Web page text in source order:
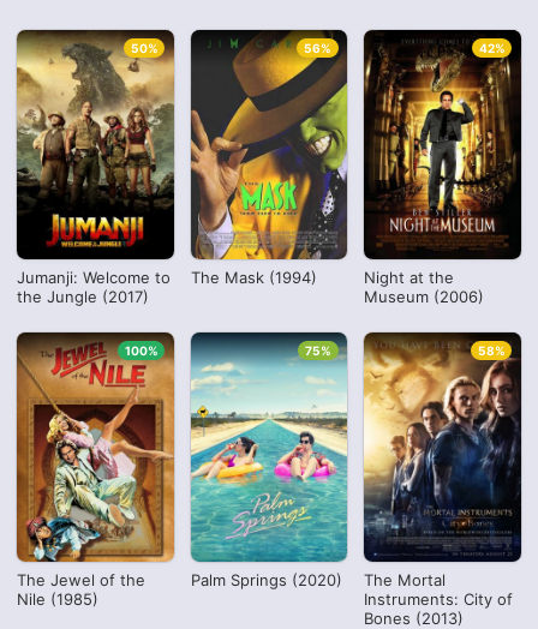
Jumanji: Welcome to
the Jungle (2017)
50%
The Mask (1994)
56%
Night at the
Museum (2006)
42%
The Jewel of the
Nile (1985)
100%
Palm Springs (2020)
75%
The Mortal
Instruments: City of
Bones (2013)
58%